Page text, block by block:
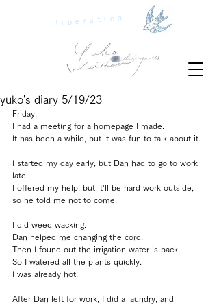
liberation
yuko's diary 5/19/23
Friday.
I had a meeting for a homepage I made.
It has been a while, but it was fun to talk about it.
I started my day early, but Dan had to go to work
late.
I offered my help, but it’ll be hard work outside,
so he told me not to come.
I did weed wacking.
Dan helped me changing the cord.
Then I found out the irrigation water is back.
So I watered all the plants quickly.
I was already hot.
After Dan left for work, I did a laundry, and